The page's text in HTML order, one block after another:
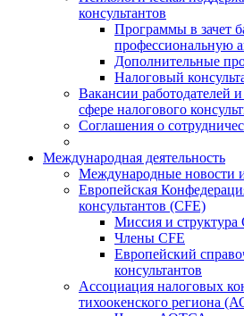
консультантов
Программы в зачет
профессиональную
Дополнительные
Налоговый
Вакансии работодателей
сфере налогового
Соглашения о
Международная деятельность
Международные новости
Европейская
консультантов (CFE)
Миссия и структура
Члены CFE
Европейский
консультантов
Ассоциация налоговых
тихоокенского региона